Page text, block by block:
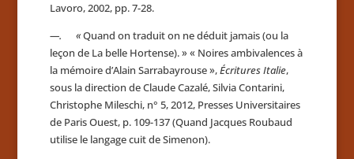
Lavoro, 2002, pp. 7-28.
—. «Quand on traduit on ne déduit jamais (ou la
leçon de La belle Hortense). » « Noires ambivalences à
la mémoire d’Alain Sarrabayrouse »,Écritures Italie,
sous la direction de Claude Cazalé, Silvia Contarini,
Christophe Mileschi, n° 5, 2012, Presses Universitaires
de Paris Ouest, p. 109-137 (Quand Jacques Roubaud
utilise le langage cuit de Simenon).